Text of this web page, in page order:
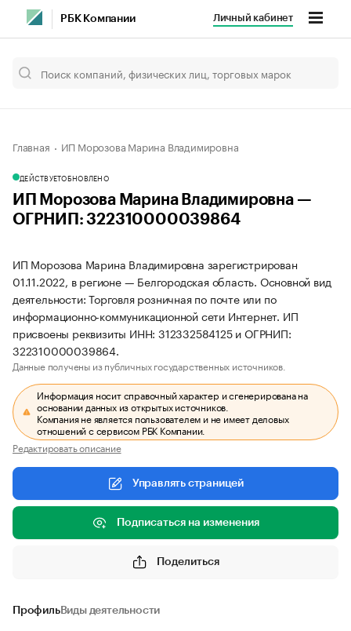
РБК Компании Личный кабинет
Главная ИП Морозова Марина Владимировна
ДЕЙСТВУЕТОБНОВЛЕНО
ИП Морозова Марина Владимировна —
ОГРНИП: 322310000039864
ИП Морозова Марина Владимировна зарегистрирован
01.11.2022, в регионе — Белгородская область. Основной вид
деятельности: Торговля розничная по почте или по
информационно-коммуникационной сети Интернет. ИП
присвоены реквизиты ИНН: 312332584125 и ОГРНИП:
322310000039864.
Данные получены из публичных государственных источников.
Информация носит справочный характер и сгенерирована на
основании данных из открытых источников.
Компания не является пользователем и не имеет деловых
отношений с сервисом РБК Компании.
Редактировать описание
Управлять страницей
Подписаться на изменения
Поделиться
ПрофильВиды деятельности